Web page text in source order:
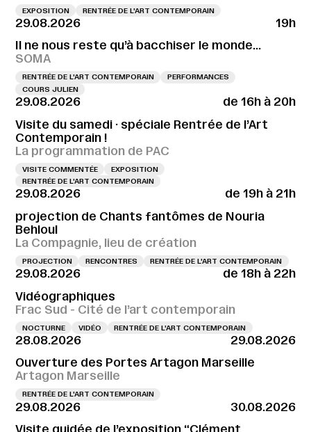
EXPOSITION RENTRÉE DE L'ART CONTEMPORAIN
29.08.2026
19h
Il ne nous reste qu’à bacchiser le monde…
SOMA
RENTRÉE DE L'ART CONTEMPORAIN
PERFORMANCES
COURS JULIEN
29.08.2026
de 16h à 20h
Visite du samedi · spéciale Rentrée de l’Art
Contemporain !
La programmation de PAC
VISITE COMMENTÉE
EXPOSITION
RENTRÉE DE L'ART CONTEMPORAIN
29.08.2026
de 19h à 21h
projection de Chants fantômes de Nouria
Behloul
La Compagnie, lieu de création
PROJECTION RENCONTRES RENTRÉE DE L'ART CONTEMPORAIN
29.08.2026
de 18h à 22h
Vidéographiques
Frac Sud - Cité de l’art contemporain
NOCTURNE VIDÉO RENTRÉE DE L'ART CONTEMPORAIN
28.08.2026
29.08.2026
Ouverture des Portes Artagon Marseille
Artagon Marseille
RENTRÉE DE L'ART CONTEMPORAIN
29.08.2026
30.08.2026
Visite guidée de l’exposition “Clément